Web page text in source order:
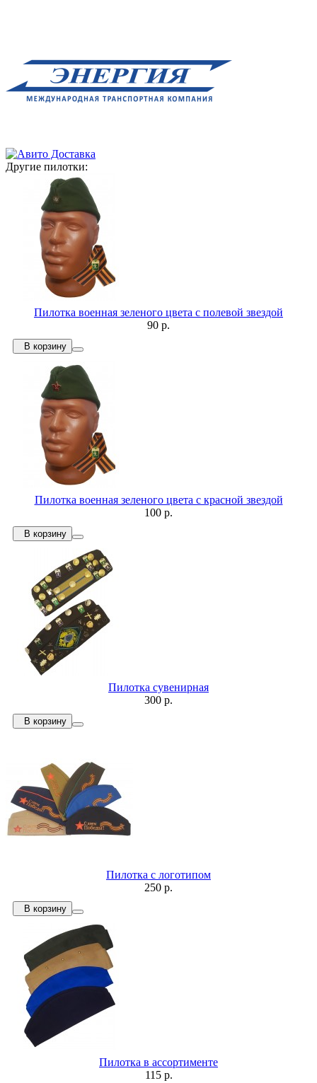
Другие пилотки:
Пилотка военная зеленого цвета с полевой звездой
90 р.
В корзину
Пилотка военная зеленого цвета с красной звездой
100 р.
В корзину
Пилотка сувенирная
300 р.
В корзину
Пилотка с логотипом
250 р.
В корзину
Пилотка в ассортименте
115 р.